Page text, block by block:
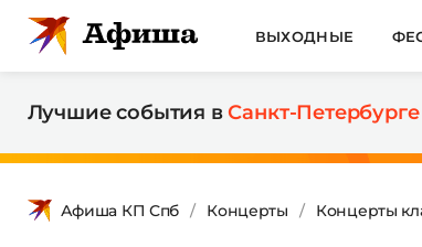
ВЫХОДНЫЕ
Лучшие события вСанкт-Петербурге
Афиша КП Спб Концерты Концерты